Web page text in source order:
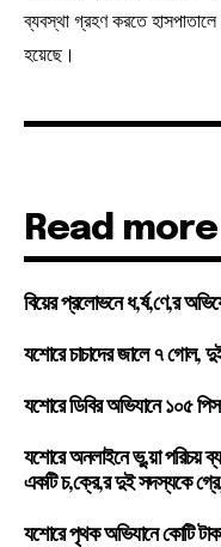
ব্যবস্থা গ্রহণ করতে
হয়েছে।
Read more
বিয়ের প্রলোভনে ধ,র্ষ,ণে,র
যশোরে চাচাদের জালে ৭ গোল,
যশোরে ডিবির অভিযানে ১০৫
যশোরে অনলাইনে ভু,য়া পরিচয়
একটি চ,ক্রে,র দুই সদস্যকে
যশোরে পৃথক অভিযানে কোটি